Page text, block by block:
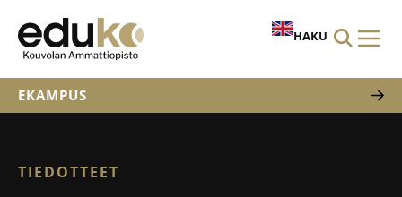
HAKU
EKAMPUS
TIEDOTTEET